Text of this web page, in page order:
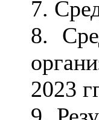
7.
8.
2023